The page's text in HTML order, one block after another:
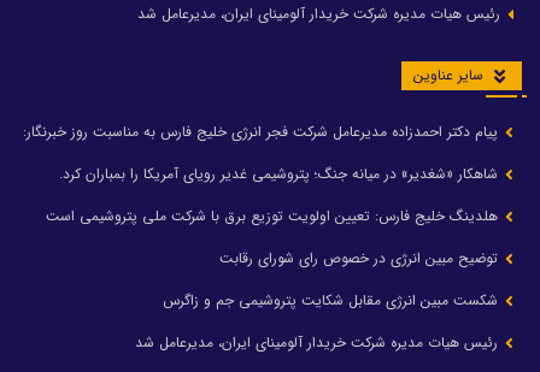
رئیس هیات مدیره شرکت خریدار آلومینای ایران، مدیرعامل شد
سایر عناوین
پیام دکتر احمدزاده مدیرعامل شرکت فجر انرژی خلیج فارس به مناسبت روز خبرنگار:
شاهکار «شغدیر» در میانه جنگ؛ پتروشیمی غدیر رویای آمریکا را بمباران کرد.
هلدینگ خلیج فارس: تعیین اولویت توزیع برق با شرکت ملی پتروشیمی است
توضیح مبین انرژی در خصوص رای شورای رقابت
شکست مبین انرژی مقابل شکایت پتروشیمی جم و زاگرس
رئیس هیات مدیره شرکت خریدار آلومینای ایران، مدیرعامل شد